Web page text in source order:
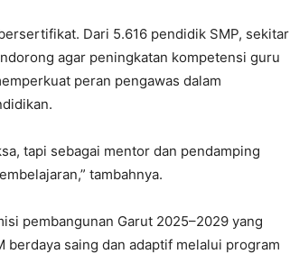
Dari 5.616 pendidik SMP, sekitar
agar peningkatan kompetensi guru
peran pengawas dalam
tapi sebagai mentor dan pendamping
tambahnya.
pembangunan Garut 2025–2029 yang
berdaya saing dan adaptif melalui program